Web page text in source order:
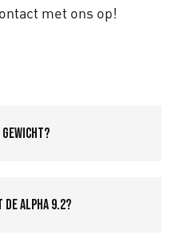
met ons op!
Alpha 9.2?